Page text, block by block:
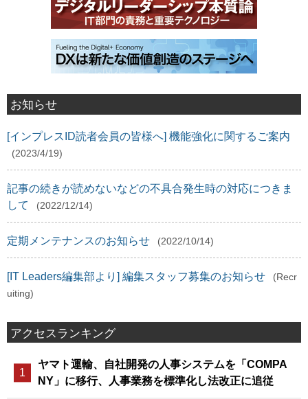
お知らせ
[インプレスID読者会員の皆様へ] 機能強化に関するご案内
(2023/4/19)
記事の続きが読めないなどの不具合発生時の対応につきま
して
(2022/12/14)
定期メンテナンスのお知らせ (2022/10/14)
[IT Leaders編集部より] 編集スタッフ募集のお知らせ
(Recr
uiting)
アクセスランキング
ヤマト運輸、自社開発の人事システムを「COMPA
NY」に移行、人事業務を標準化し法改正に追従